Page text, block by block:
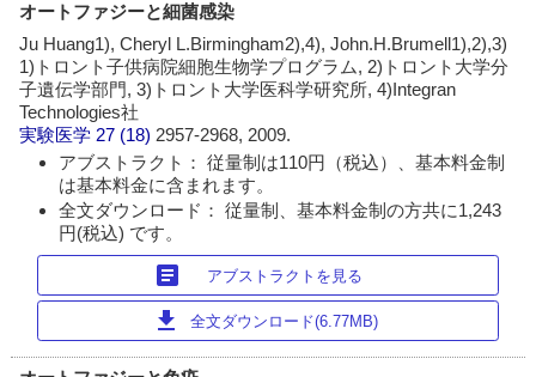
オートファジーと細菌感染
Ju Huang1), Cheryl L.Birmingham2),4), John.H.Brumell1),2),3)
1)トロント子供病院細胞生物学プログラム, 2)トロント大学分
子遺伝学部門, 3)トロント大学医科学研究所, 4)Integran
Technologies社
実験医学 27 (18) 2957-2968, 2009.
アブストラクト： 従量制は110円（税込）、基本料金制
は基本料金に含まれます。
全文ダウンロード： 従量制、基本料金制の方共に1,243
円(税込) です。
article アブストラクトを見る
download 全文ダウンロード(6.77MB)